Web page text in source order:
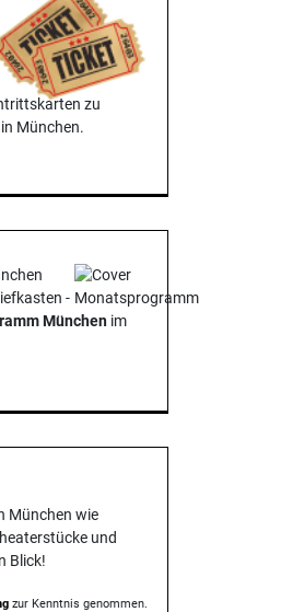
zu
München.
-
München im
München wie
und
Blick!
zur Kenntnis genommen.